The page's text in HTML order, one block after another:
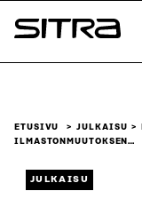
Siirry
suoraan
Sitra
ETUSIVU JULKAISU
ILMASTONMUUTOKSEN…
JULKAISU